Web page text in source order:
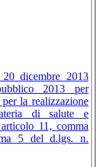
dicembre 2013
2013 per
la realizzazione
di salute e
11, comma
5 del d.lgs. n.